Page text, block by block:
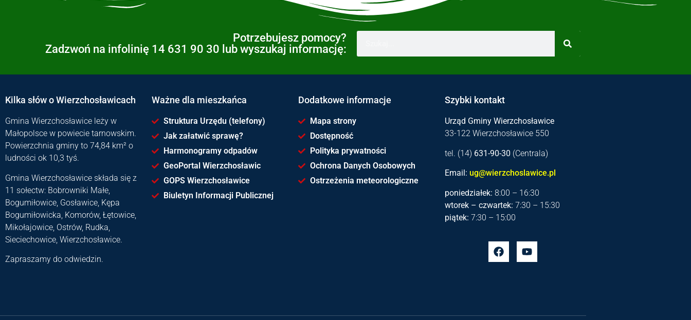
Potrzebujesz pomocy?
Zadzwoń na infolinię 14 631 90 30 lub wyszukaj informację:
Kilka słów o Wierzchosławicach
Gmina Wierzchosławice leży w
Małopolsce w powiecie tarnowskim.
Powierzchnia gminy to 74,84 km² o
ludności ok 10,3 tyś.
Gmina Wierzchosławice składa się z
11 sołectw: Bobrowniki Małe,
Bogumiłowice, Gosławice, Kępa
Bogumiłowicka, Komorów, Łętowice,
Mikołajowice, Ostrów, Rudka,
Sieciechowice, Wierzchosławice.
Zapraszamy do odwiedzin.
Ważne dla mieszkańca
Struktura Urzędu (telefony)
Jak załatwić sprawę?
Harmonogramy odpadów
GeoPortal Wierzchosławic
GOPS Wierzchosławice
Biuletyn Informacji Publicznej
Dodatkowe informacje
Mapa strony
Dostępność
Polityka prywatności
Ochrona Danych Osobowych
Ostrzeżenia meteorologiczne
Szybki kontakt
Urząd Gminy Wierzchosławice
33-122 Wierzchosławice 550
tel. (14) 631-90-30 (Centrala)
Email: ug@wierzchoslawice.pl
poniedziałek: 8:00 – 16:30
wtorek – czwartek: 7:30 – 15:30
piątek: 7:30 – 15:00